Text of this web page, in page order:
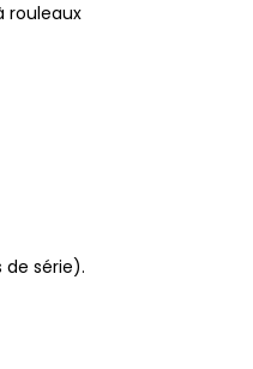
rouleaux
de série).